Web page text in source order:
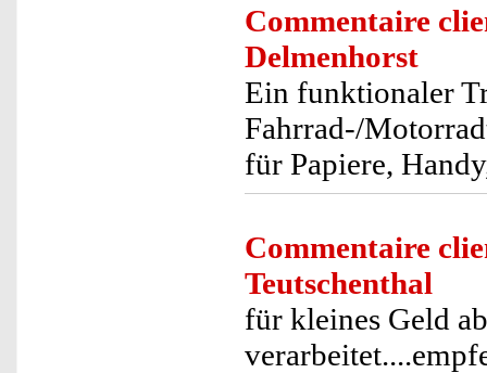
Commentaire
Delmenhorst
Ein funktionaler
Fahrrad-/
für Papiere,
Commentaire
Teutschenthal
für kleines Geld